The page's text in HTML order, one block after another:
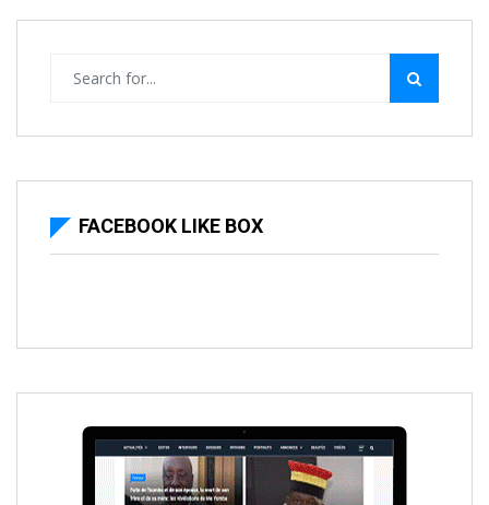
FACEBOOK LIKE BOX